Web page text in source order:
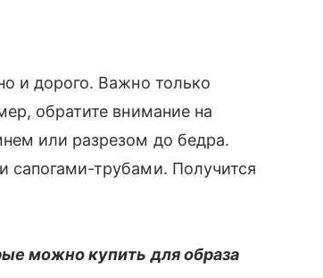
и дорого. Важно только
обратите внимание на
или разрезом до бедра.
трубами. Получится
можно купить для образа